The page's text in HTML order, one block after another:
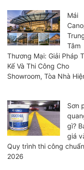
Mái
Tâm
Thương Mại: Giải Pháp
Kế Và Thi Công Cho
Showroom, Tòa Nhà
Sơn
gì?
giá
Quy trình thi công chuẩn
2026